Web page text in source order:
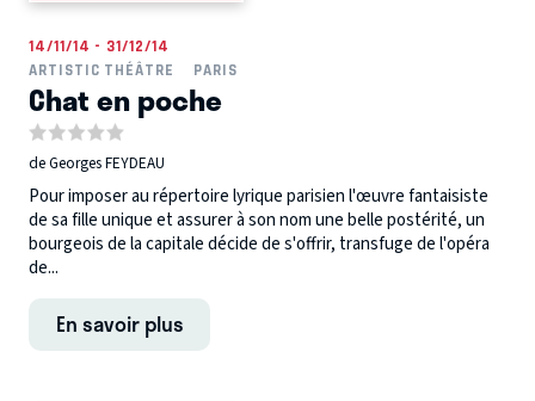
14/11/14 - 31/12/14
ARTISTIC THÉÂTRE
PARIS
Chat en poche
de Georges FEYDEAU
Pour imposer au répertoire lyrique parisien l'œuvre fantaisiste
de sa fille unique et assurer à son nom une belle postérité, un
bourgeois de la capitale décide de s'offrir, transfuge de l'opéra
de...
En savoir plus